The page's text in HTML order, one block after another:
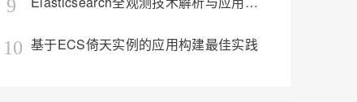
9
10 基于ECS倚天实例的应用构建最佳实践